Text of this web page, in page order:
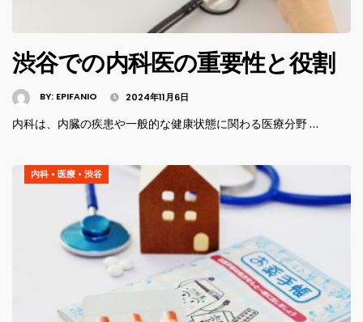
渋谷での内科医の重要性と役割
BY: EPIFANIO 2024年11月6日
内科は、内臓の疾患や一般的な健康状態に関わる医療分野 …
内科 • 医療 • 渋谷